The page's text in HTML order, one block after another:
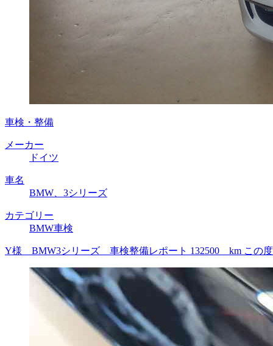
車検・整備
メーカー
ドイツ
車名
BMW、3シリーズ
カテゴリー
BMW車検
Y様 BMW3シリーズ 車検整備レポート 132500 km この度